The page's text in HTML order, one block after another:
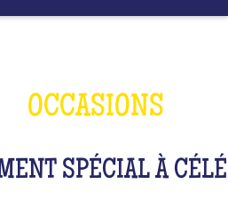
OCCASIONS
SPÉCIAL À